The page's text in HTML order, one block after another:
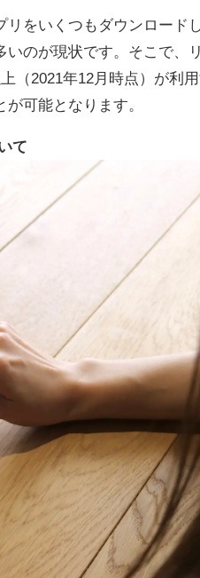
をいくつもダウンロード
のが現状です。そこで、
（2021年12月時点）が利
可能となります。
て